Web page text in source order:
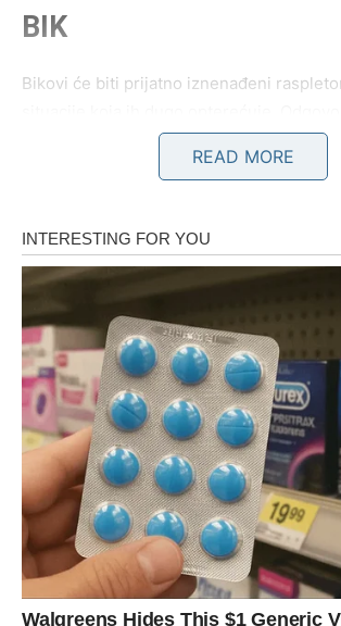
BIK
Bikovi će biti prijatno iznenađeni
donosi veliko olakšanje.
BLIZANCI
Blizanci ulaze u period pun neočekivanih
osoba mogla bi iznenada pokazati
skrivala.
Pred vama su dani koji donose mnogo
nego što trenutno možete da
RAK
Rakovima dolazi vijest koja vraća
READ MORE